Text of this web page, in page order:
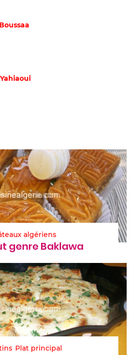
algériens
genre Baklawa
Plat principal